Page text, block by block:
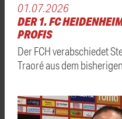
01.07.2026
DER 1. FC
PROFIS
Der FCH verabschiedet
Traoré aus dem